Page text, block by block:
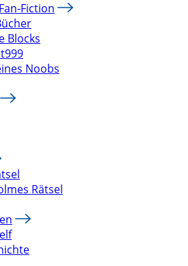
Fiction
Blocks
Noobs
Rätsel